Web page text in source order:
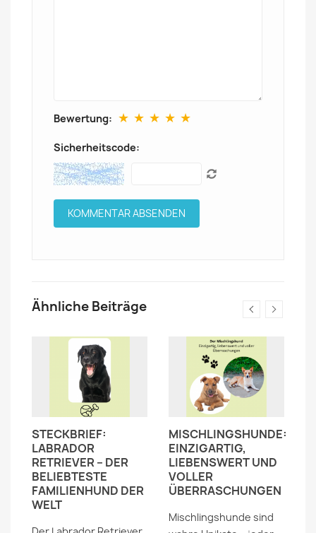
Bewertung: ★ ★ ★ ★ ★
Sicherheitscode:
Ähnliche Beiträge
STECKBRIEF:
LABRADOR
RETRIEVER – DER
BELIEBTESTE
FAMILIENHUND DER
WELT
MISCHLINGSHUNDE:
EINZIGARTIG,
LIEBENSWERT UND
VOLLER
ÜBERRASCHUNGEN
Mischlingshunde sind